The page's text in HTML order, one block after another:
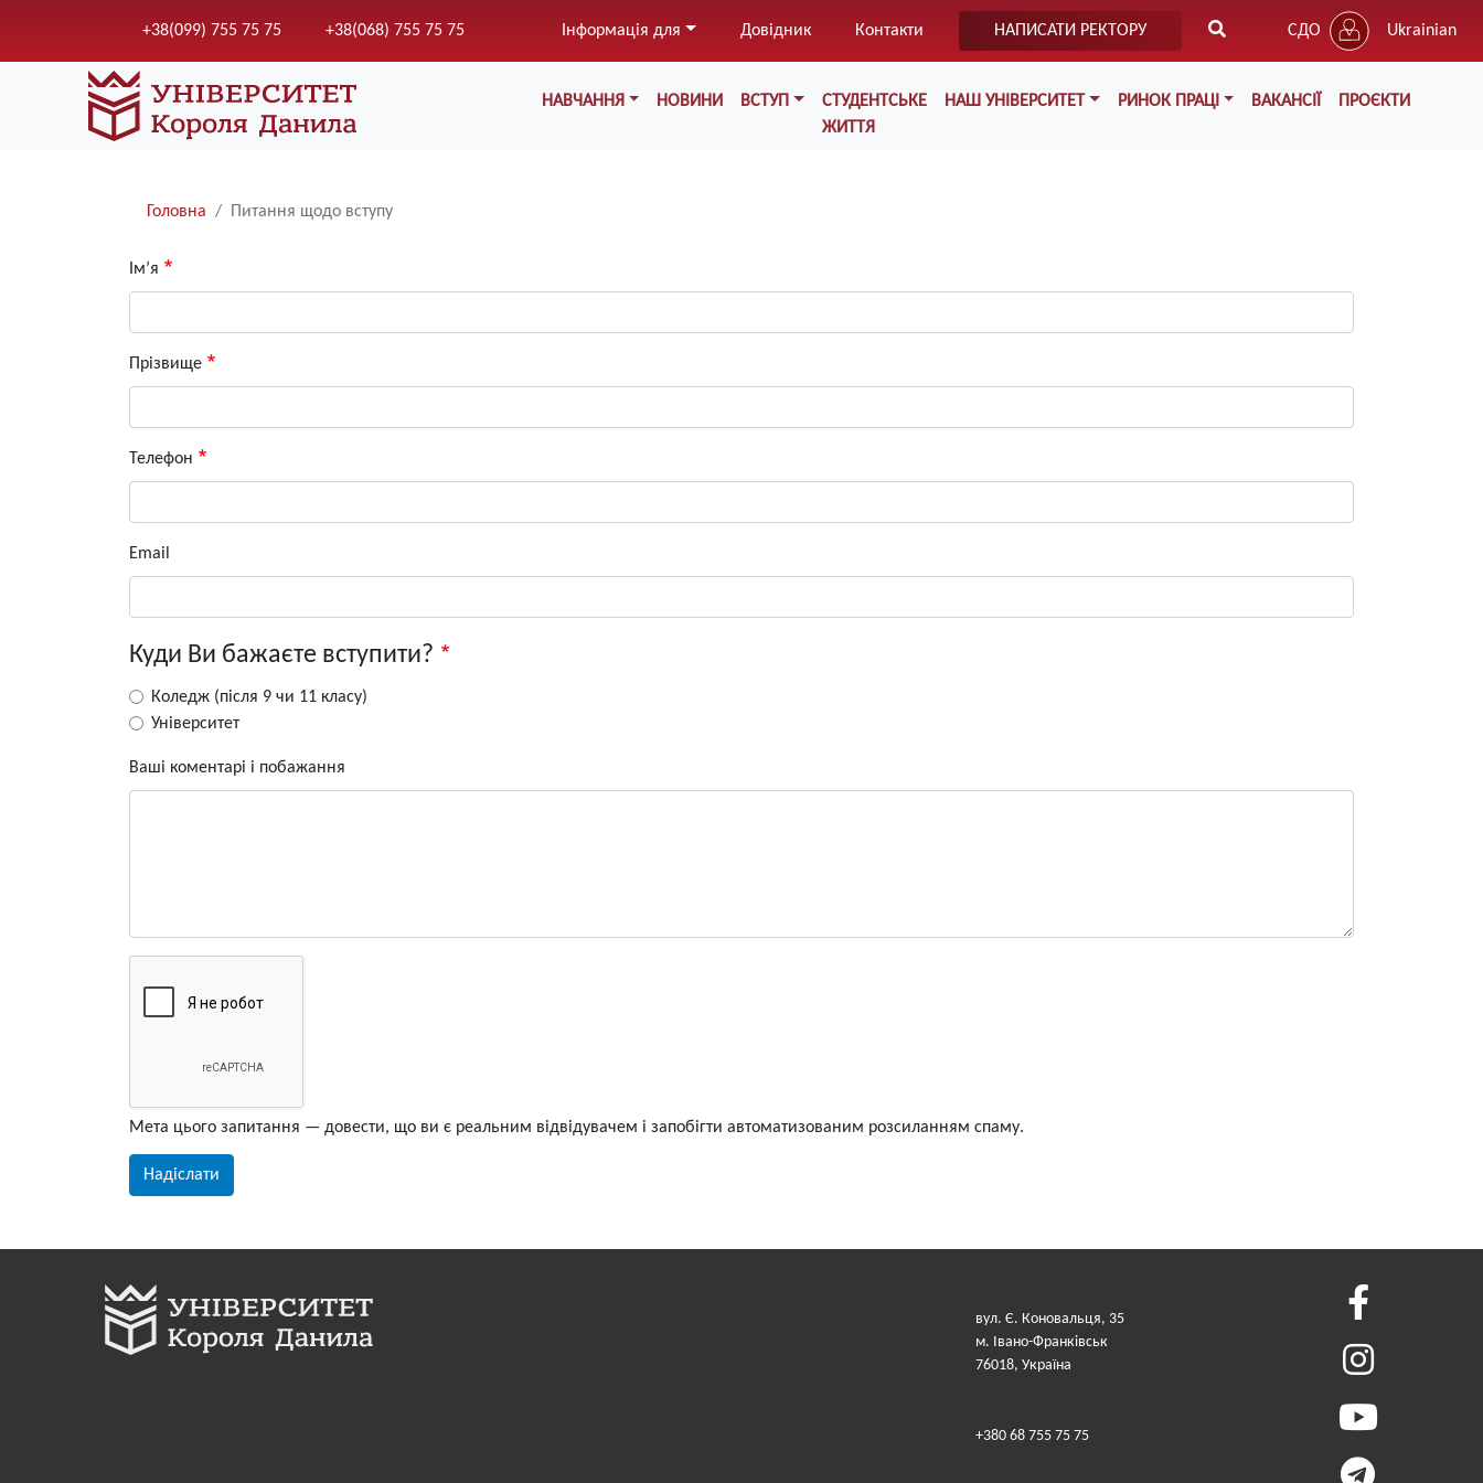
до
основного
вмісту
+38(099) 755 75 75 +38(068) 755 75 75 Інформація для Довідник Контакти НАПИСАТИ РЕКТОРУ СДО Ukrainian
Меню у хедері
НАВЧАННЯ НОВИНИ ВСТУП
СТУДЕНТСЬКЕ
ЖИТТЯ
НАШ УНІВЕРСИТЕТ РИНОК ПРАЦІ ВАКАНСІЇ ПРОЄКТИ
Рядки
Головна Питання щодо вступу
Ім’я
Прізвище
Телефон
Email
Куди Ви бажаєте вступити?
Коледж (після 9 чи 11 класу)
Університет
Ваші коментарі і побажання
Мета цього запитання — довести, що ви є реальним відвідувачем і запобігти автоматизованим розсиланням спаму.
Надіслати
вул. Є. Коновальця, 35
м. Івано-Франківськ
76018, Україна
+380 68 755 75 75